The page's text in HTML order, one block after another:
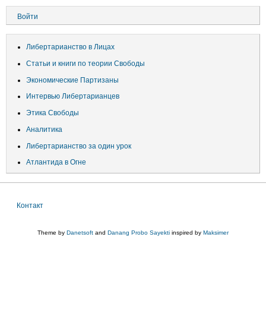
Меню
учётной
пользователя
Войти
Либертарианство в Лицах
Статьи и книги по теории Свободы
Экономические Партизаны
Интервью Либертарианцев
Этика Свободы
Аналитика
Либертарианство за один урок
Атлантида в Огне
подвале
Контакт
Theme by Danetsoft and Danang Probo Sayekti inspired by Maksimer